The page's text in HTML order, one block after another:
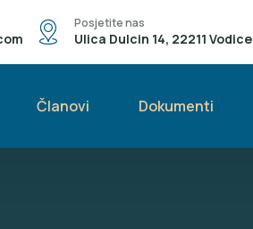
Posjetite nas
Ulica Dulcin 14, 22211 Vodice
Članovi Dokumenti